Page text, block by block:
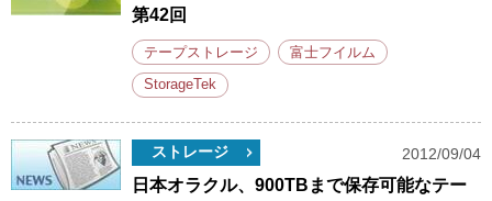
第42回
テープストレージ 富士フイルム
StorageTek
ストレージ 2012/09/04
日本オラクル、900TBまで保存可能なテー